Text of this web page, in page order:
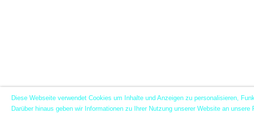
Diese Webseite verwendet Cookies um Inhalte und Anzeigen zu personalisieren,
Darüber hinaus geben wir Informationen zu Ihrer Nutzung unserer Website an